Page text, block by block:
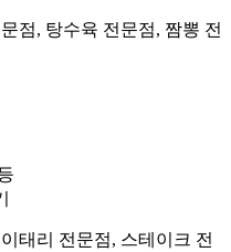
점, 탕수육 전문점, 짬뽕 전
태리 전문점, 스테이크 전